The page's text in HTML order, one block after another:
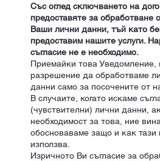
Със оглед сключването на
предоставяте за обработване
Ваши лични данни, тъй като
предоставим нашите услуги.
съгласие не е необходимо.
Приемайки това Уведомление,
разрешение да обработваме
данни само за посочените от
В случаите, когато искаме
(чувствителни) лични данни,
необходимост за това, ние
обосноваваме защо и как
използва.
Изричното Ви съгласие за